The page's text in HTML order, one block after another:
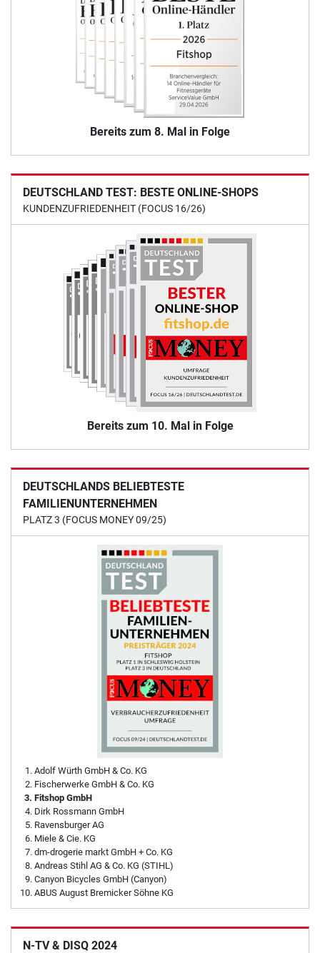
Bereits zum 8. Mal in Folge
DEUTSCHLAND TEST: BESTE ONLINE-SHOPS
KUNDENZUFRIEDENHEIT (FOCUS 16/26)
Bereits zum 10. Mal in Folge
DEUTSCHLANDS BELIEBTESTE
FAMILIENUNTERNEHMEN
PLATZ 3 (FOCUS MONEY 09/25)
Adolf Würth GmbH & Co. KG
Fischerwerke GmbH & Co. KG
Fitshop GmbH
Dirk Rossmann GmbH
Ravensburger AG
Miele & Cie. KG
dm-drogerie markt GmbH + Co. KG
Andreas Stihl AG & Co. KG (STIHL)
Canyon Bicycles GmbH (Canyon)
ABUS August Bremicker Söhne KG
N-TV & DISQ 2024